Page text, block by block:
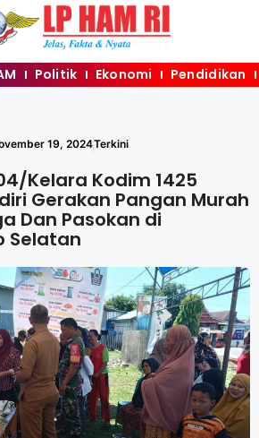
Politik Ekonomi
Pendidikan
19, 2024Terkini
Kelara Kodim 1425
Gerakan Pangan Murah
Dan Pasokan di
Selatan